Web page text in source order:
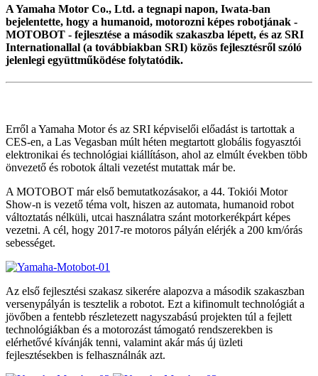
A Yamaha Motor Co., Ltd. a tegnapi napon, Iwata-ban
bejelentette, hogy a humanoid, motorozni képes robotjának -
MOTOBOT - fejlesztése a második szakaszba lépett, és az SRI
Internationallal (a továbbiakban SRI) közös fejlesztésről szóló
jelenlegi együttműködése folytatódik.
Erről a Yamaha Motor és az SRI képviselői előadást is tartottak a
CES-en, a Las Vegasban múlt héten megtartott globális fogyasztói
elektronikai és technológiai kiállításon, ahol az elmúlt években több
önvezető és robotok általi vezetést mutattak már be.
A MOTOBOT már első bemutatkozásakor, a 44. Tokiói Motor
Show-n is vezető téma volt, hiszen az automata, humanoid robot
változtatás nélküli, utcai használatra szánt motorkerékpárt képes
vezetni. A cél, hogy 2017-re motoros pályán elérjék a 200 km/órás
sebességet.
Az első fejlesztési szakasz sikerére alapozva a második szakaszban
versenypályán is tesztelik a robotot. Ezt a kifinomult technológiát a
jövőben a fentebb részletezett nagyszabású projekten túl a fejlett
technológiákban és a motorozást támogató rendszerekben is
elérhetővé kívánják tenni, valamint akár más új üzleti
fejlesztésekben is felhasználnák azt.